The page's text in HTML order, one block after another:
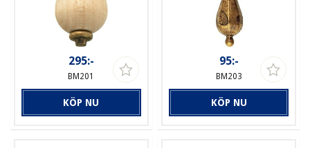
295:-
BM201
KÖP NU
95:-
BM203
KÖP NU